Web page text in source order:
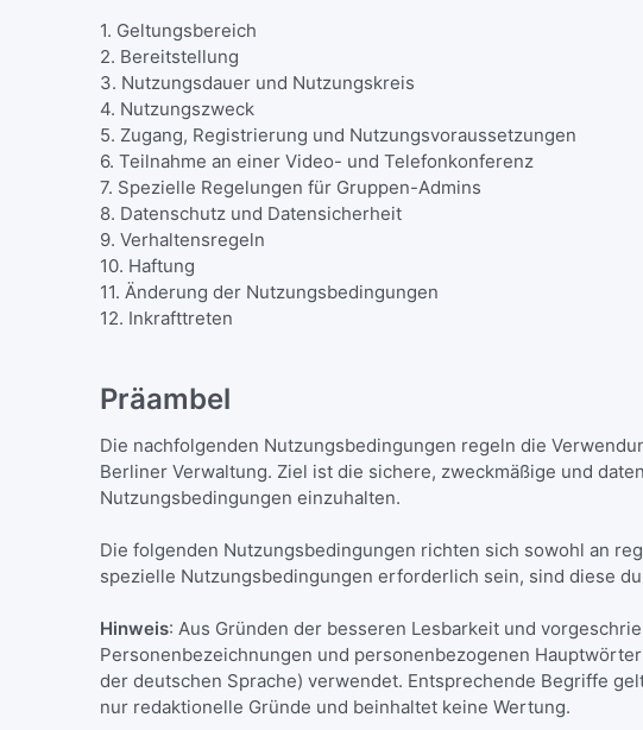
1. Geltungsbereich
2. Bereitstellung
3. Nutzungsdauer und Nutzungskreis
4. Nutzungszweck
5. Zugang, Registrierung und Nutzungsvoraussetzungen
6. Teilnahme an einer Video- und Telefonkonferenz
7. Spezielle Regelungen für Gruppen-Admins
8. Datenschutz und Datensicherheit
9. Verhaltensregeln
10. Haftung
11. Änderung der Nutzungsbedingungen
12. Inkrafttreten
Präambel
Die nachfolgenden Nutzungsbedingungen regeln die
Berliner Verwaltung. Ziel ist die sichere, zweckmäßige und
Nutzungsbedingungen einzuhalten.
Die folgenden Nutzungsbedingungen richten sich sowohl an
spezielle Nutzungsbedingungen erforderlich sein, sind diese
Hinweis: Aus Gründen der besseren Lesbarkeit und
Personenbezeichnungen und personenbezogenen
der deutschen Sprache) verwendet. Entsprechende Begriffe
nur redaktionelle Gründe und beinhaltet keine Wertung.